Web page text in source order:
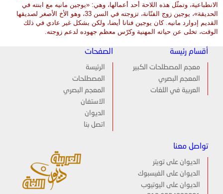
الانطباعية، وتمثّل هذه اللاحة أحد أعمالها، وهي: «يوجين مانيه مع ابنته في
الحديقة»، يوجين زوج الفنّانة، تزوجته في السن 33، وهو الأخ الأصغر لصديقها
القديم إدوارد مانيه. كان يوجين فنانا أيضا، ولكن بشكل غير عادي في ذلك
الوقت، تخلى عن حياته المهنية وكرّس معظم جهوده لدعم زوجته.
أقسام رئيسة
معجم المصطلحات الكبير
المعجم البصري
العربية في اللغات
الصفحات
الرئيسة
المصطلحات
المعجم البصري
الاستفان
الديوان
اتصل بنا
تواصل معنا
الديوان على تويتر
الديوان على الفيسبوك
الديوان على اليوتيوب